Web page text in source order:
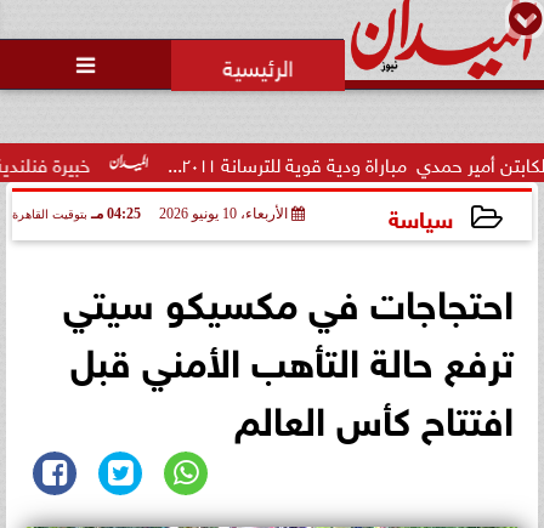

خبيرة فنلندية تُفجر مفاجأة: تعثر للترسانة ٢٠١١...
سياسة الأربعاء، 10 يونيو 2026 04:25 مـ بتوقيت القاهرة
احتجاجات في مكسيكو سيتي
ترفع حالة التأهب الأمني قبل
افتتاح كأس العالم
الاتحاد العربي للتطوع يرعى
مسابقة وسام الخير